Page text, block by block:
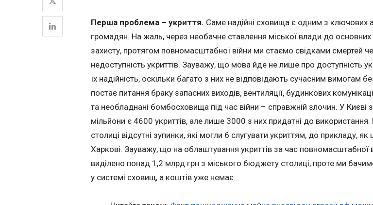
Перша проблема – укриття. Саме надійні сховища є одним з ключових
громадян. На жаль, через необачне ставлення міської влади до основних
захисту, протягом повномасштабної війни ми стаємо свідками смертей
недоступність укриттів. Зауважу, що мова йде не лише про доступність
їх надійність, оскільки багато з них не відповідають сучасним вимогам
постає питання браку запасних виходів, вентиляції, будинкових
та необладнані бомбосховища під час війни – справжній злочин. У Києві
мільйони є 4600 укриттів, але лише 3000 з них придатні до використання.
столиці відсутні зупинки, які могли б слугувати укриттям, до прикладу,
Харкові. Зауважу, що на облаштування укриттів за час повномасштабної
виділено понад 1,2 млрд грн з міського бюджету столиці, проте ми
у системі сховищ, а коштів уже немає.